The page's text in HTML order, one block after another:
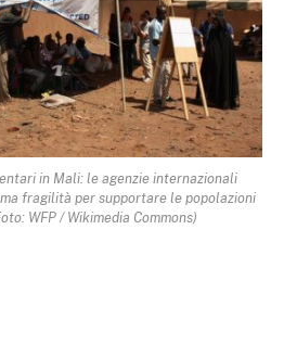
in Mali: le agenzie internazionali
fragilità per supportare le popolazioni
WFP / Wikimedia Commons)